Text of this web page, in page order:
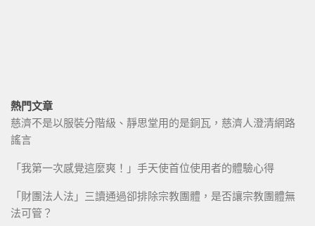
熱門文章
慈濟不是以服裝分階級、靜思堂用的是銅瓦，慈濟人澄清網路
謠言
「我第一次感覺這麼爽！」手天使首位使用者的體驗心得
「財團法人法」三讀通過卻排除宗教團體，是否讓宗教團體無
法可管？